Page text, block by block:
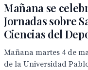
Mañana se
Jornadas sobre
Ciencias del
Mañana martes 4 de
de la Universidad